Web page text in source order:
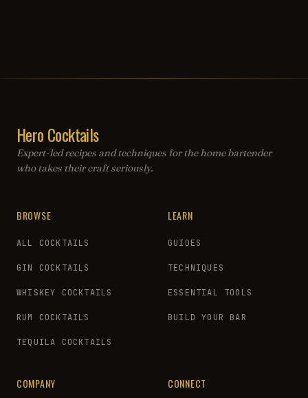
Hero Cocktails
Expert-led recipes and techniques for the home bartender
who takes their craft seriously.
BROWSE
ALL COCKTAILS
GIN COCKTAILS
WHISKEY COCKTAILS
RUM COCKTAILS
TEQUILA COCKTAILS
LEARN
GUIDES
TECHNIQUES
ESSENTIAL TOOLS
BUILD YOUR BAR
COMPANY CONNECT